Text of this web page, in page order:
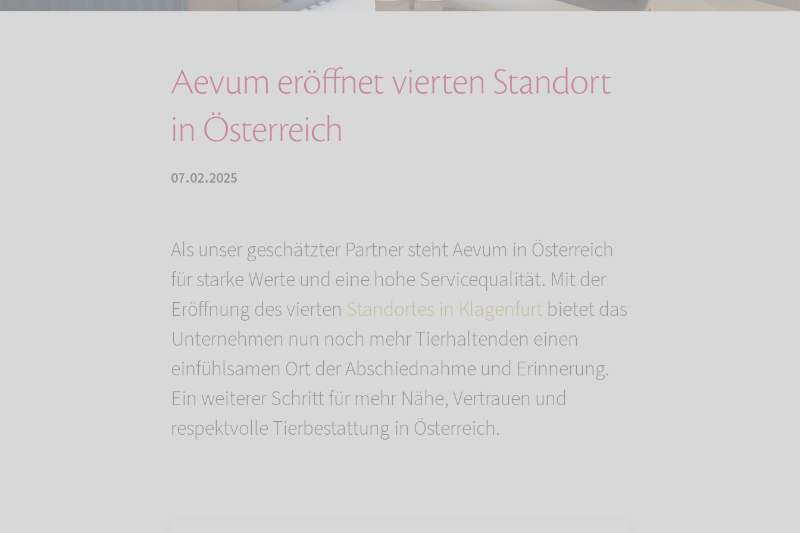
Aevum eröffnet vierten Standort
in Österreich
07.02.2025
Als unser geschätzter Partner steht Aevum in Österreich
für starke Werte und eine hohe Servicequalität. Mit der
Eröffnung des vierten Standortes in Klagenfurt bietet das
Unternehmen nun noch mehr Tierhaltenden einen
einfühlsamen Ort der Abschiednahme und Erinnerung.
Ein weiterer Schritt für mehr Nähe, Vertrauen und
respektvolle Tierbestattung in Österreich.